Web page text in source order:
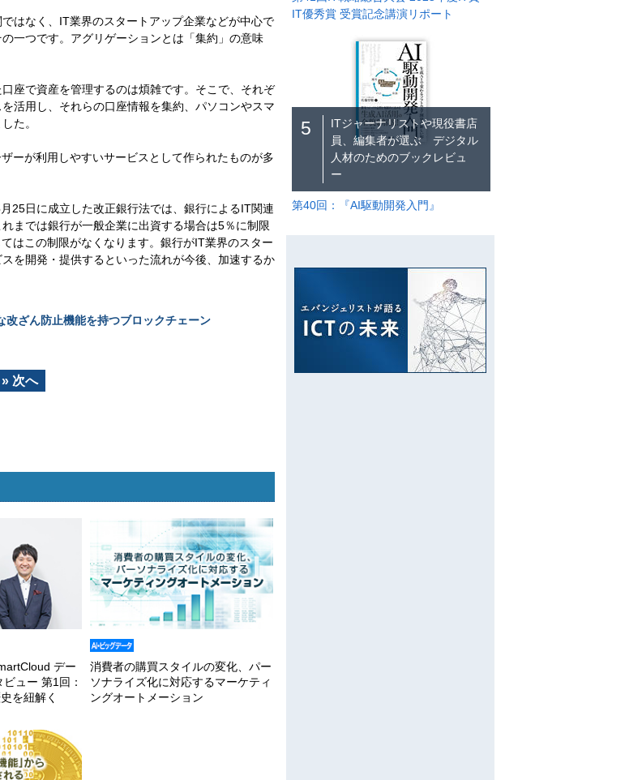
はなく、IT業界のスタートアップ企業などが中心で
一つです。アグリゲーションとは「集約」の意味
座で資産を管理するのは煩雑です。そこで、それぞ
活用し、それらの口座情報を集約、パソコンやスマ
た。
ーが利用しやすいサービスとして作られたものが多
25日に成立した改正銀行法では、銀行によるIT関連
までは銀行が一般企業に出資する場合は5％に制限
はこの制限がなくなります。銀行がIT業界のスター
を開発・提供するといった流れが今後、加速するか
ざん防止機能を持つブロックチェーン
» 次へ
デー
ュー 第1回：
を紐解く
消費者の購買スタイルの変化、パー
ソナライズ化に対応するマーケティ
ングオートメーション
IT優秀賞 受賞記念講演リポート
5
ITジャーナリストや現役書店
員、編集者が選ぶ デジタル
人材のためのブックレビュ
ー
第40回：『AI駆動開発入門』